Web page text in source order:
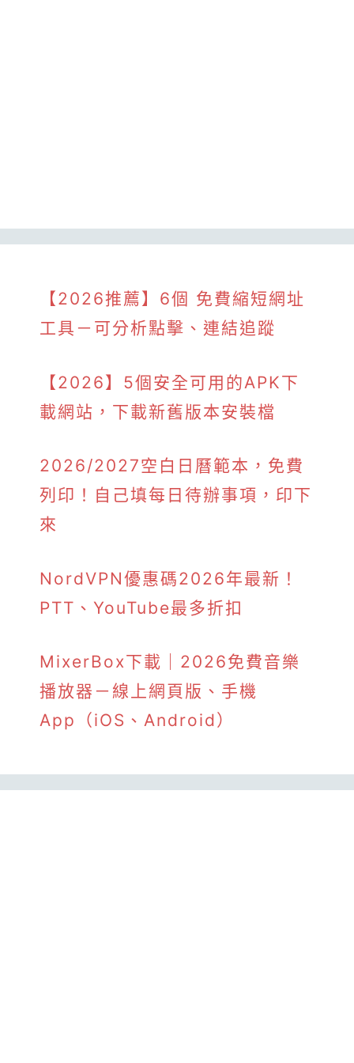
【2026推薦】6個 免費縮短網址
工具－可分析點擊、連結追蹤
【2026】5個安全可用的APK下
載網站，下載新舊版本安裝檔
2026/2027空白日曆範本，免費
列印！自己填每日待辦事項，印下
來
NordVPN優惠碼2026年最新！
PTT、YouTube最多折扣
MixerBox下載｜2026免費音樂
播放器－線上網頁版、手機
App（iOS、Android）